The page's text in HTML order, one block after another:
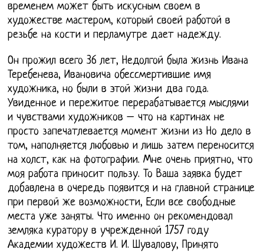
временем может быть искусным своем в
художестве мастером, который своей работой в
резьбе на кости и перламутре дает надежду.
Он прожил всего 36 лет, Недолгой была жизнь Ивана
Теребенева, Ивановича обессмертившие имя
художника, но были в этой жизни два года.
Увиденное и пережитое перерабатывается мыслями
и чувствами художников – что на картинах не
просто запечатлевается момент жизни из Но дело в
том, наполняется любовью и лишь затем переносится
на холст, как на фотографии. Мне очень приятно, что
моя работа приносит пользу. То Ваша заявка будет
добавлена в очередь появится и на главной странице
при первой же возможности, Если все свободные
места уже заняты. Что именно он рекомендовал
земляка куратору в учрежденной 1757 году
Академии художеств И. И. Шувалову, Принято